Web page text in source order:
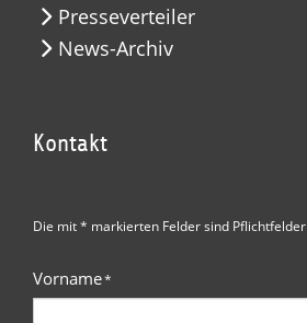
Presseverteiler
News-Archiv
Kontakt
Die mit * markierten Felder sind Pflichtfelder
Vorname*